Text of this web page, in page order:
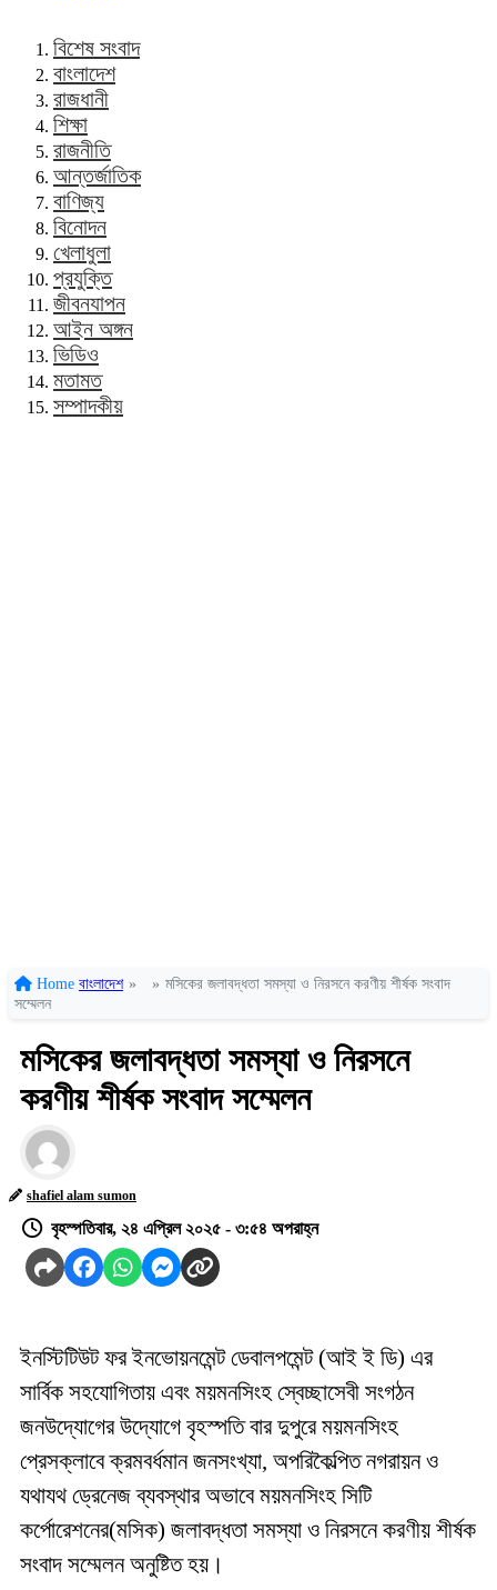
বিশেষ সংবাদ
বাংলাদেশ
রাজধানী
শিক্ষা
রাজনীতি
আন্তর্জাতিক
বাণিজ্য
বিনোদন
খেলাধুলা
প্রযুক্তি
জীবনযাপন
আইন অঙ্গন
ভিডিও
মতামত
সম্পাদকীয়
Home বাংলাদেশ » » মসিকের জলাবদ্ধতা সমস্যা ও নিরসনে করণীয় শীর্ষক সংবাদ
সম্মেলন
মসিকের জলাবদ্ধতা সমস্যা ও নিরসনে
করণীয় শীর্ষক সংবাদ সম্মেলন
shafiel alam sumon
বৃহস্পতিবার, ২৪ এপ্রিল ২০২৫ - ৩:৫৪ অপরাহ্ন
ইনস্টিটিউট ফর ইনভোয়নমেন্ট ডেবালপমেন্ট (আই ই ডি) এর
সার্বিক সহযোগিতায় এবং ময়মনসিংহ স্বেচ্ছাসেবী সংগঠন
জনউদ্যোগের উদ্যোগে বৃহস্পতি বার দুপুরে ময়মনসিংহ
প্রেসক্লাবে ক্রমবর্ধমান জনসংখ্যা, অপরিকৈল্পিত নগরায়ন ও
যথাযথ ড্রেনেজ ব্যবস্থার অভাবে ময়মনসিংহ সিটি
কর্পোরেশনের(মসিক) জলাবদ্ধতা সমস্যা ও নিরসনে করণীয় শীর্ষক
সংবাদ সম্মেলন অনুষ্টিত হয়।